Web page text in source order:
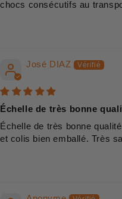
chocs consécutifs au
José DIAZ
Échelle de très bonne
Échelle de très bonne
et colis bien emballé. Très